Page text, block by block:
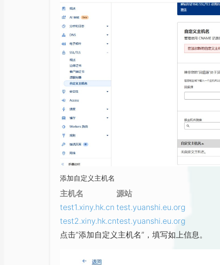
添加自定义主机名
主机名
源站
test1.xiny.hk.cn test.yuanshi.eu.org
test2.xiny.hk.cntest.yuanshi.eu.org
点击“添加自定义主机名”，填写如上信息。